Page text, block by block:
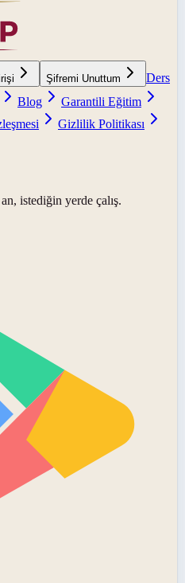
Şifremi Unuttum
Ders
Blog
Garantili Eğitim
Gizlilik Politikası
istediğin yerde çalış.